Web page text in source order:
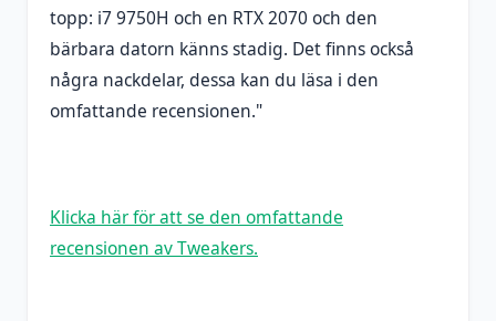
topp: i7 9750H och en RTX 2070 och den
bärbara datorn känns stadig. Det finns också
några nackdelar, dessa kan du läsa i den
omfattande recensionen."
Klicka här för att se den omfattande
recensionen av Tweakers.